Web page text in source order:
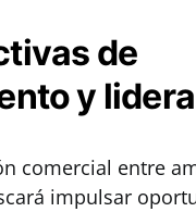
de
y
comercial entre
impulsar